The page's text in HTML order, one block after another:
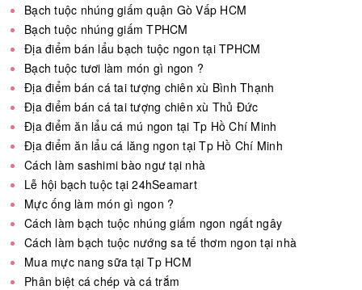
Bạch tuộc nhúng giấm quận Gò Vấp HCM
Bạch tuộc nhúng giấm TPHCM
Địa điểm bán lẩu bạch tuộc ngon tại TPHCM
Bạch tuộc tươi làm món gì ngon ?
Địa điểm bán cá tai tượng chiên xù Bình Thạnh
Địa điểm bán cá tai tượng chiên xù Thủ Đức
Địa điểm ăn lẩu cá mú ngon tại Tp Hồ Chí Minh
Địa điểm ăn lẩu cá lăng ngon tại Tp Hồ Chí Minh
Cách làm sashimi bào ngư tại nhà
Lễ hội bạch tuộc tại 24hSeamart
Mực ống làm món gì ngon ?
Cách làm bạch tuộc nhúng giấm ngon ngất ngây
Cách làm bạch tuộc nướng sa tế thơm ngon tại nhà
Mua mực nang sữa tại Tp HCM
Phân biệt cá chép và cá trắm